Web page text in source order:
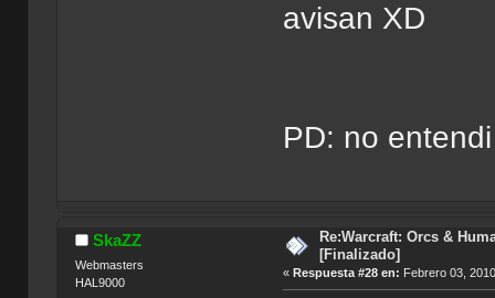
avisan XD
PD: no
SkaZZ
Webmasters
HAL9000
Re:Warcraft: Orcs &
[Finalizado]
«Respuesta #28 en: Febrero 03,